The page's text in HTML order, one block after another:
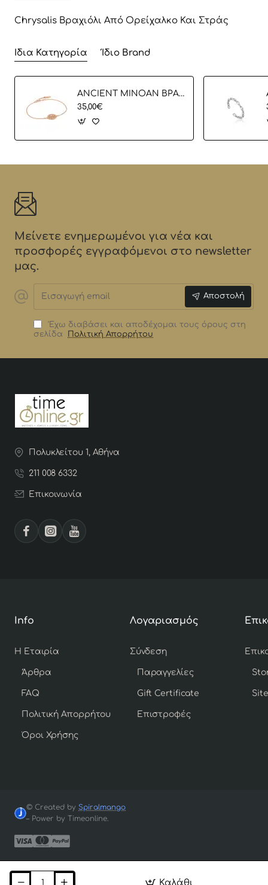
Καλάθι
Chrysalis Βραχιόλι Από Ορείχαλκo Και Στράς
Ίδια Κατηγορία Ίδιο Brand
ANCIENT MINOAN ΒΡΑΧΙΟΛΙ
35,00€
Μείνετε ενημερωμένοι για νέα και
προσφορές εγγραφόμενοι στο newsletter
μας.
email
Αποστολή
Έχω διαβάσει και αποδέχομαι τους όρους στη
σελίδα
Πολιτική Απορρήτου
Πολυκλείτου 1, Αθήνα
211 008 6332
Επικοινωνία
Info
Η Εταιρία
Άρθρα
FAQ
Πολιτική Απορρήτου
Όροι Χρήσης
Λογαριασμός
Σύνδεση
Παραγγελίες
Gift Certificate
Επιστροφές
© Created by Spiralmango
– Power by Timeonline.